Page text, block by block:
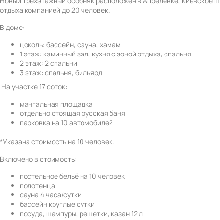
отдыха компанией до 20 человек.
В доме:
цоколь: бассейн, сауна, хамам
1 этаж: каминный зал, кухня с зоной отдыха, спальня
2 этаж: 2 спальни
3 этаж: спальня, бильярд
На участке 17 соток:
мангальная площадка
отдельно стоящая русская баня
парковка на 10 автомобилей
*Указана стоимость на 10 человек.
Включено в стоимость:
постельное бельё на 10 человек
полотенца
сауна 4 часа/сутки
бассейн круглые сутки
посуда, шампуры, решетки, казан 12 л